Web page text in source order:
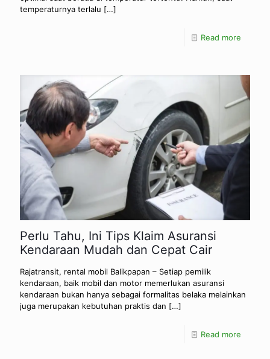
temperaturnya terlalu […]
Read more
Perlu Tahu, Ini Tips Klaim Asuransi
Kendaraan Mudah dan Cepat Cair
Rajatransit, rental mobil Balikpapan – Setiap pemilik
kendaraan, baik mobil dan motor memerlukan asuransi
kendaraan bukan hanya sebagai formalitas belaka melainkan
juga merupakan kebutuhan praktis dan […]
Read more